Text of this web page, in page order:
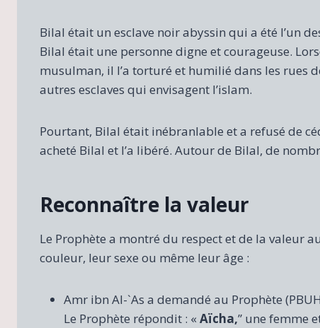
Bilal était un esclave noir abyssin qui a été l’un
Bilal était une personne digne et courageuse.
musulman, il l’a torturé et humilié dans les rues
autres esclaves qui envisagent l’islam.
Pourtant, Bilal était inébranlable et a refusé de
acheté Bilal et l’a libéré. Autour de Bilal, de
Reconnaître la valeur
Le Prophète a montré du respect et de la valeur
couleur, leur sexe ou même leur âge :
Amr ibn Al-`As a demandé au Prophète
Le Prophète répondit : « Aïcha,” une femme